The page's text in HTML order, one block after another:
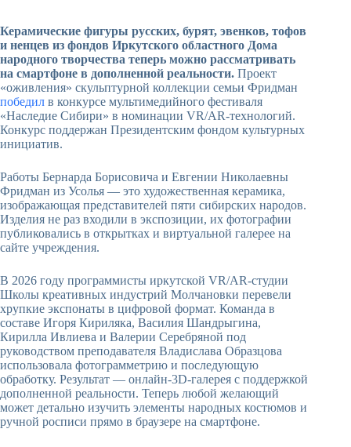
Керамические фигуры русских, бурят, эвенков, тофов
и ненцев из фондов Иркутского областного Дома
народного творчества теперь можно рассматривать
на смартфоне в дополненной реальности. Проект
«оживления» скульптурной коллекции семьи Фридман
победил в конкурсе мультимедийного фестиваля
«Наследие Сибири» в номинации VR/AR-технологий.
Конкурс поддержан Президентским фондом культурных
инициатив.
Работы Бернарда Борисовича и Евгении Николаевны
Фридман из Усолья — это художественная керамика,
изображающая представителей пяти сибирских народов.
Изделия не раз входили в экспозиции, их фотографии
публиковались в открытках и виртуальной галерее на
сайте учреждения.
В 2026 году программисты иркутской VR/AR-студии
Школы креативных индустрий Молчановки перевели
хрупкие экспонаты в цифровой формат. Команда в
составе Игоря Кириляка, Василия Шандрыгина,
Кирилла Ивлиева и Валерии Серебряной под
руководством преподавателя Владислава Образцова
использовала фотограмметрию и последующую
обработку. Результат — онлайн-3D-галерея с поддержкой
дополненной реальности. Теперь любой желающий
может детально изучить элементы народных костюмов и
ручной росписи прямо в браузере на смартфоне.